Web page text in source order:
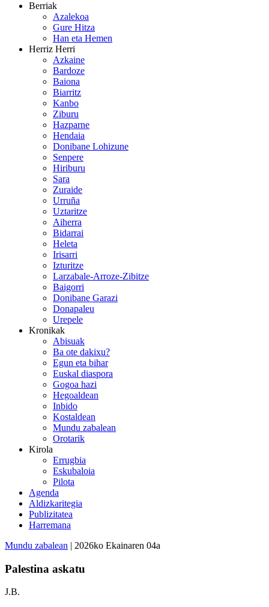
Berriak
Azalekoa
Gure Hitza
Han eta Hemen
Herriz Herri
Azkaine
Bardoze
Baiona
Biarritz
Kanbo
Ziburu
Hazparne
Hendaia
Donibane Lohizune
Senpere
Hiriburu
Sara
Zuraide
Urruña
Uztaritze
Aiherra
Bidarrai
Heleta
Irisarri
Izturitze
Larzabale-Arroze-Zibitze
Baigorri
Donibane Garazi
Donapaleu
Urepele
Kronikak
Abisuak
Ba ote dakixu?
Egun eta bihar
Euskal diaspora
Gogoa hazi
Hegoaldean
Inbido
Kostaldean
Mundu zabalean
Orotarik
Kirola
Errugbia
Eskubaloia
Pilota
Agenda
Aldizkaritegia
Publizitatea
Harremana
Mundu zabalean | 2026ko Ekainaren 04a
Palestina askatu
J.B.